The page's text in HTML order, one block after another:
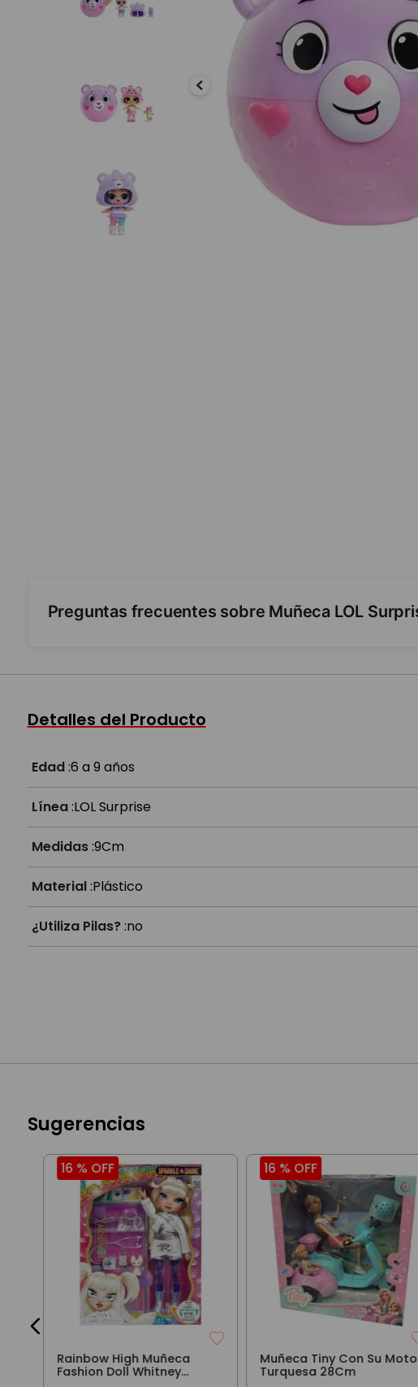
Preguntas frecuentes sobre Muñeca LOL
¿A partir de qué edad es?
Detalles del Producto
Edad:6 a 9 años
Línea:LOL Surprise
Medidas:9Cm
Material:Plástico
¿Utiliza Pilas?:no
Sugerencias
16 % OFF
Rainbow High Muñeca
Fashion Doll Whitney
16 % OFF
Muñeca Tiny Con Su Moto
Turquesa 28Cm